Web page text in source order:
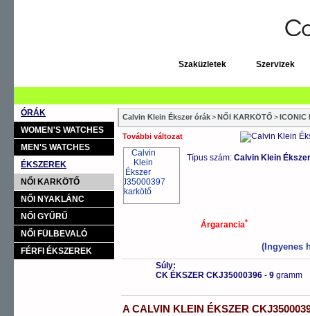
Szaküzletek Szervizek
ÓRÁK
WOMEN'S WATCHES
MEN'S WATCHES
ÉKSZEREK
NŐI KARKÖTŐ
NŐI NYAKLÁNC
NŐI GYŰRŰ
NŐI FÜLBEVALÓ
FÉRFI ÉKSZEREK
Calvin Klein Ékszer órák>NŐI KARKÖTŐ >ICONIC
További változat
Típus szám: Calvin Klein
Árgarancia*
(Ingyenes
Súly:
CK ÉKSZER CKJ35000396 - 9 gramm
ACALVIN KLEIN ÉKSZER